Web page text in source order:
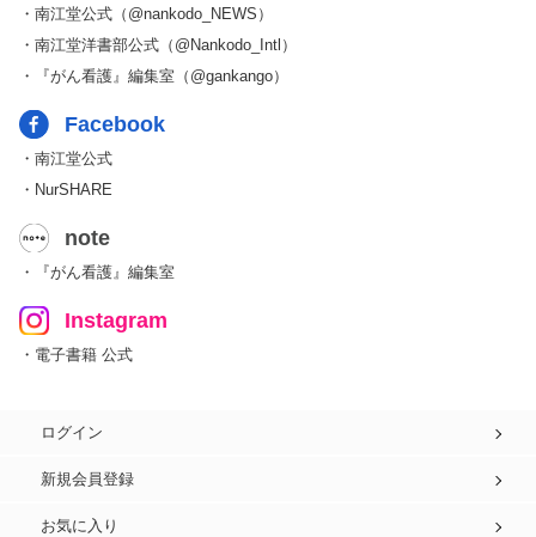
・南江堂公式（@nankodo_NEWS）
・南江堂洋書部公式（@Nankodo_Intl）
・『がん看護』編集室（@gankango）
Facebook
・南江堂公式
・NurSHARE
note
・『がん看護』編集室
Instagram
・電子書籍 公式
ログイン
新規会員登録
お気に入り